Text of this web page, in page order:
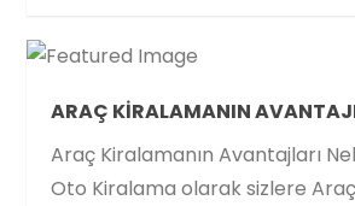
ARAÇ KIRALAMANIN
Araç Kiralamanın Avantajları
Oto Kiralama olarak sizlere